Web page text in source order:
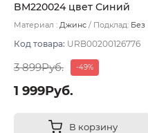
BM220024 цвет Синий
тёмный размер 57-59
Материал : Джинс Подклад: Без
Код товара: URB00200126776
3 899Руб. -49%
1 999Руб.
В корзину